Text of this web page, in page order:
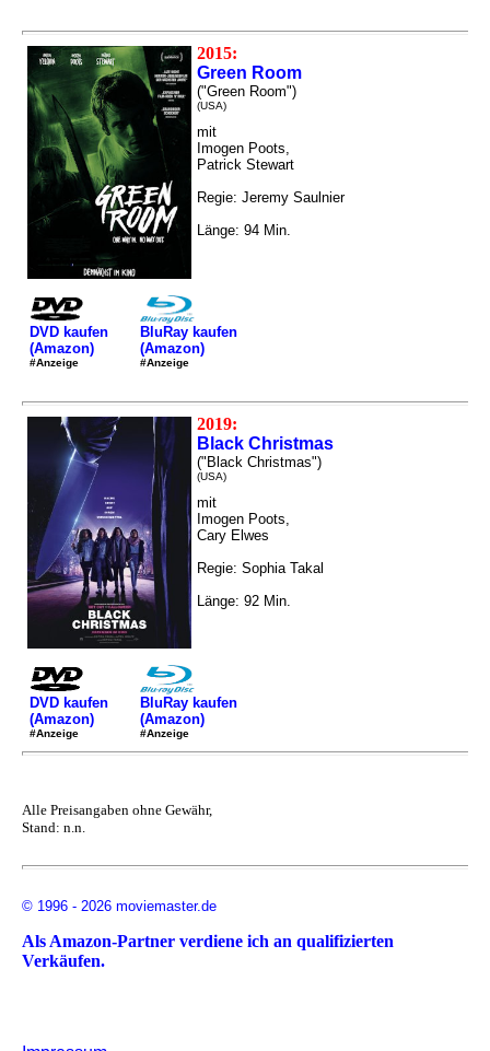
2015:
Green Room
("Green Room")
(USA)
mit
Imogen Poots,
Patrick Stewart
Regie: Jeremy Saulnier
Länge: 94 Min.
DVD kaufen
(Amazon)
#Anzeige
BluRay kaufen
(Amazon)
#Anzeige
2019:
Black Christmas
("Black Christmas")
(USA)
mit
Imogen Poots,
Cary Elwes
Regie: Sophia Takal
Länge: 92 Min.
DVD kaufen
(Amazon)
#Anzeige
BluRay kaufen
(Amazon)
#Anzeige
Alle Preisangaben ohne Gewähr,
Stand: n.n.
© 1996 - 2026 moviemaster.de
Als Amazon-Partner verdiene ich an qualifizierten
Verkäufen.